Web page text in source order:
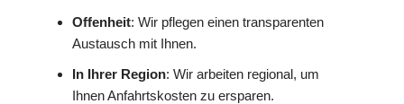
Offenheit: Wir pflegen einen transparenten
Austausch mit Ihnen.
In Ihrer Region: Wir arbeiten regional, um
Ihnen Anfahrtskosten zu ersparen.